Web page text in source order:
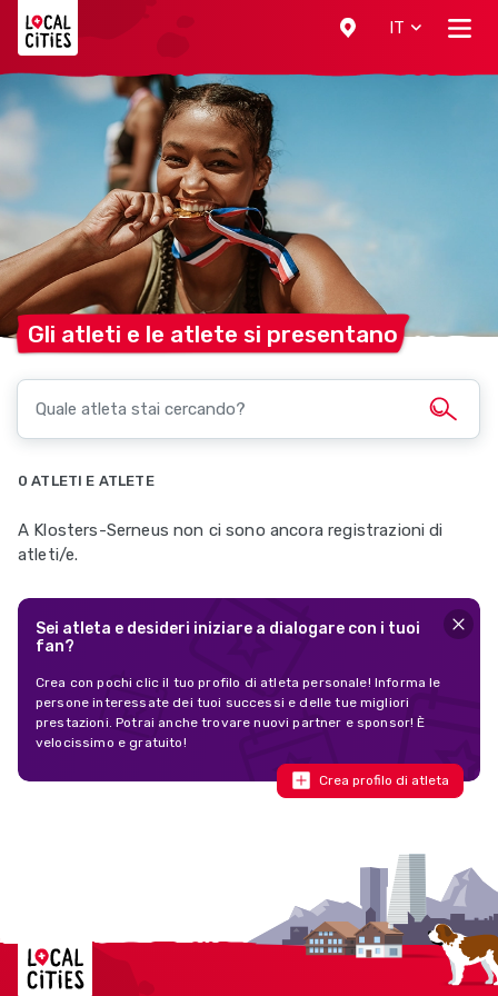
IT
Gli atleti e le atlete si presentano
0 ATLETI E ATLETE
A Klosters-Serneus non ci sono ancora registrazioni di
atleti/e.
Sei atleta e desideri iniziare a dialogare con i tuoi
fan?
Crea con pochi clic il tuo profilo di atleta personale! Informa le
persone interessate dei tuoi successi e delle tue migliori
prestazioni. Potrai anche trovare nuovi partner e sponsor! È
velocissimo e gratuito!
Crea profilo di atleta
Localcities